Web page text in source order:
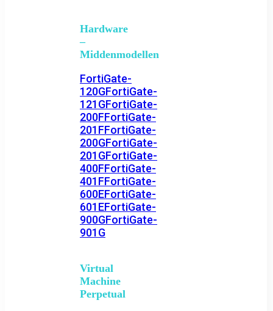
Hardware
–
Middenmodellen
FortiGate-
120GFortiGate-
121GFortiGate-
200FFortiGate-
201FFortiGate-
200GFortiGate-
201GFortiGate-
400FFortiGate-
401FFortiGate-
600EFortiGate-
601EFortiGate-
900GFortiGate-
901G
Virtual
Machine
Perpetual